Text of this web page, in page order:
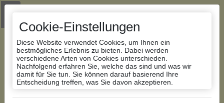
Cookie-Einstellungen
Diese Website verwendet Cookies, um Ihnen ein
bestmögliches Erlebnis zu bieten. Dabei werden
verschiedene Arten von Cookies unterschieden.
Nachfolgend erfahren Sie, welche das sind und was wir
damit für Sie tun. Sie können darauf basierend Ihre
Entscheidung treffen, was Sie davon akzeptieren.
Zur Navigation springen
Zum Inhalt der Website springen
Datenbank Bauforschung/Restaurierung